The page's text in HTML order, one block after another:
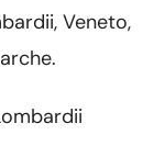
Veneto,